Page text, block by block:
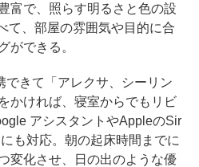
富で、照らす明るさと色の設
て、部屋の雰囲気や目的に合
ができる。
できて「アレクサ、シーリン
かければ、寝室からでもリビ
アシスタントやAppleのSir
も対応。朝の起床時間までに
変化させ、日の出のような優